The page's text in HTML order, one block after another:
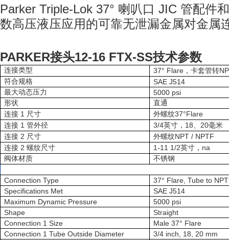
Parker Triple-Lok 37° 喇叭口 JIC 管配件
数高压液压应用的可靠无泄漏金属对金属
PARKER接头12-16 FTX-SS技术参数
连接类型 37° Flare ，卡套管转
符合规格 SAE J514
最大动态压力 5000 psi
形状
直通
连接 1 尺寸 外螺纹37°Flare
连接 1 管外径 3/4英寸， 18、 20毫米
连接 2 尺寸 外螺纹NPT / NPTF
连接 2 螺纹尺寸 1-11 1/2英寸， na
阀体材质 不锈钢
Connection Type
37° Flare, Tube to NPT
Specifications Met
SAE J514
Maximum Dynamic Pressure
5000 psi
Shape
Straight
Connection 1 Size
Male 37° Flare
Connection 1 Tube Outside Diameter
3/4 inch, 18, 20 mm